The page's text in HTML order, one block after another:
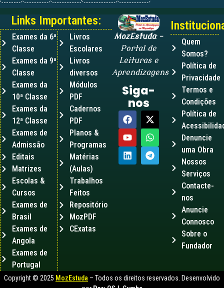
MozEstuda–
Portal de
Leituras e
Aprendizagens
Siga-
nos
Quem
Somos?
Política de
Privacidade
Termos e
Condições
Política de
Denuncie
uma Obra
Nossos
Serviços
Contacte-
nos
Anuncie
Connosco
Sobre o
Fundador
Links Importantes:
Exames da 6ª
Classe
Exames da 9ª
Classe
Exames da
10ª Classe
Exames da
12ª Classe
Exames de
Admissão
Editais
Matrizes
Escolas &
Cursos
Exames de
Brasil
Exames de
Angola
Exames de
Portugal
Livros
Escolares
Livros
diversos
Módulos
PDF
Cadernos
PDF
Planos &
Programas
Matérias
(Aulas)
Trabalhos
Feitos
Repositório
MozPDF
CExatas
Copyright © 2025 MozEstuda – Todos os direitos reservados. Desenvolvido